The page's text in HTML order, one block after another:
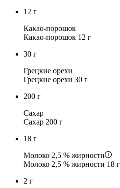
12 г
Какао-порошок
Какао-порошок 12 г
30 г
Грецкие орехи
Грецкие орехи 30 г
200 г
Сахар
Сахар 200 г
18 г
Молоко 2,5 % жирности
Молоко 2,5 % жирности 18 г
2 г